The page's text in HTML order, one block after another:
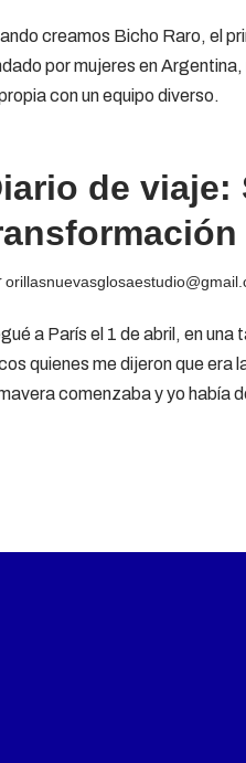
creamos Bicho Raro, el
por mujeres en
con un equipo diverso.
de viaje:
a París el 1 de abril, en
quienes me dijeron que era
comenzaba y yo había